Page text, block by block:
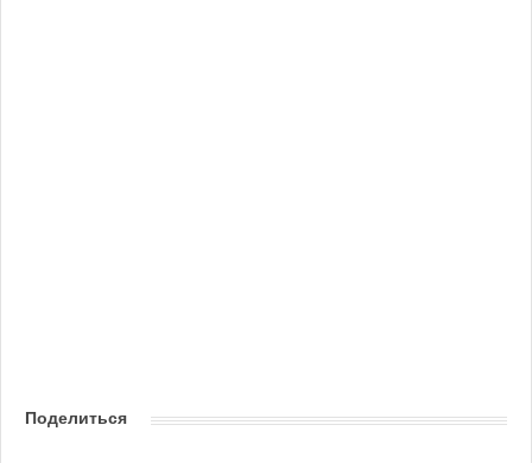
Поделиться